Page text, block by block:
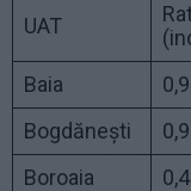
UAT
Baia
Bogdănești
Boroaia